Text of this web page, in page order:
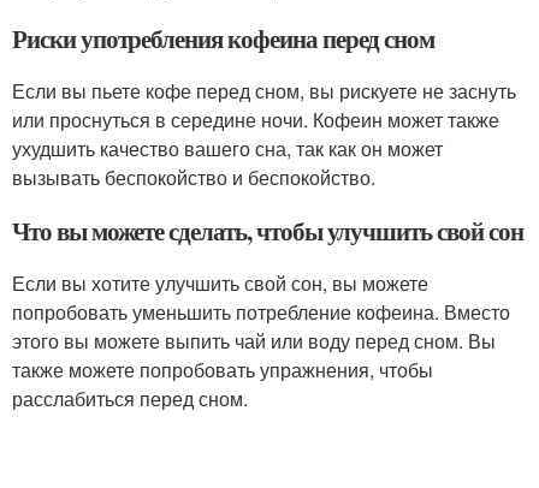
Риски употребления кофеина перед сном
Если вы пьете кофе перед сном, вы рискуете не заснуть
или проснуться в середине ночи. Кофеин может также
ухудшить качество вашего сна, так как он может
вызывать беспокойство и беспокойство.
Что вы можете сделать, чтобы улучшить свой сон
Если вы хотите улучшить свой сон, вы можете
попробовать уменьшить потребление кофеина. Вместо
этого вы можете выпить чай или воду перед сном. Вы
также можете попробовать упражнения, чтобы
расслабиться перед сном.